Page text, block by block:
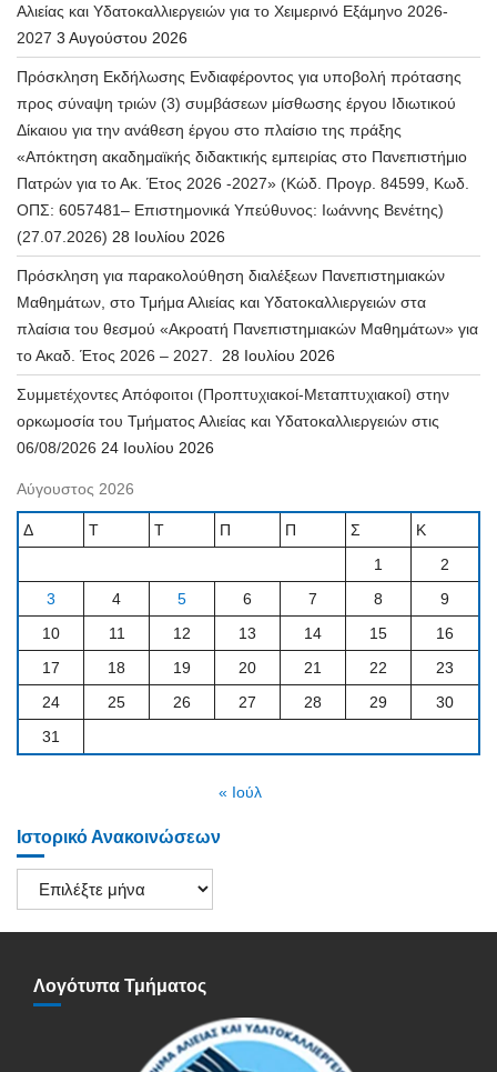
Αλιείας και Υδατοκαλλιεργειών για το Χειμερινό Εξάμηνο 2026-
2027 3 Αυγούστου 2026
Πρόσκληση Εκδήλωσης Ενδιαφέροντος για υποβολή πρότασης
προς σύναψη τριών (3) συμβάσεων μίσθωσης έργου Ιδιωτικού
Δίκαιου για την ανάθεση έργου στο πλαίσιο της πράξης
«Απόκτηση ακαδημαϊκής διδακτικής εμπειρίας στο Πανεπιστήμιο
Πατρών για το Ακ. Έτος 2026 -2027» (Κώδ. Προγρ. 84599, Κωδ.
ΟΠΣ: 6057481– Επιστημονικά Υπεύθυνος: Ιωάννης Βενέτης)
(27.07.2026) 28 Ιουλίου 2026
Πρόσκληση για παρακολούθηση διαλέξεων Πανεπιστημιακών
Μαθημάτων, στο Τμήμα Αλιείας και Υδατοκαλλιεργειών στα
πλαίσια του θεσμού «Ακροατή Πανεπιστημιακών Μαθημάτων» για
το Ακαδ. Έτος 2026 – 2027.
28 Ιουλίου 2026
Συμμετέχοντες Απόφοιτοι (Προπτυχιακοί-Μεταπτυχιακοί) στην
ορκωμοσία του Τμήματος Αλιείας και Υδατοκαλλιεργειών στις
06/08/2026 24 Ιουλίου 2026
Αύγουστος 2026
Δ Τ Τ Π Π Σ
Κ
1
2
3
4 5 6 7 8
9
10
11 12 13 14 15
16
17
18 19 20 21 22
23
24
25 26 27 28 29
30
31
« Ιούλ
Ιστορικό Ανακοινώσεων
Ιστορικό
Ανακοινώσεων
Λογότυπα Τμήματος